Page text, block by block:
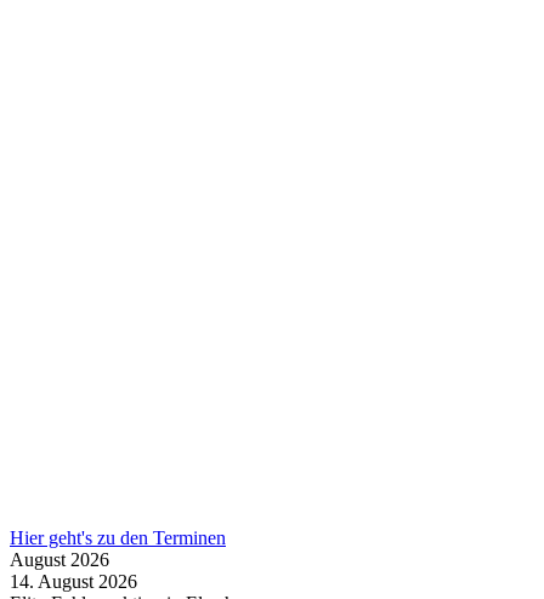
Hier geht's zu den Terminen
August 2026
14. August 2026